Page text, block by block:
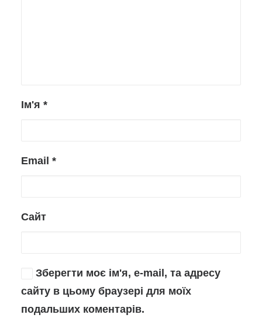
Ім'я *
Email *
Сайт
Зберегти моє ім'я, e-mail, та адресу
сайту в цьому браузері для моїх
подальших коментарів.